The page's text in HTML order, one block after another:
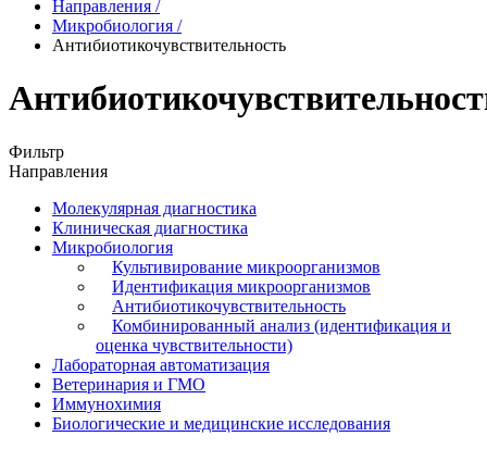
Направления /
Микробиология /
Антибиотикочувствительность
Фильтр
Направления
Молекулярная диагностика
Клиническая диагностика
Микробиология
Культивирование микроорганизмов
Идентификация микроорганизмов
Антибиотикочувствительность
Комбинированный анализ (идентификация и
оценка чувствительности)
Лабораторная автоматизация
Ветеринария и ГМО
Иммунохимия
Биологические и медицинские исследования